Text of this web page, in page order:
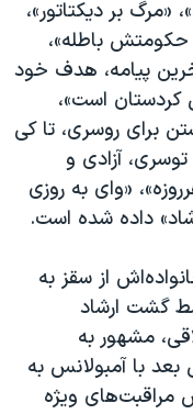
«مرگ بر دیکتاتور»،
حکومتش باطله»،
آخرین پیامه، هدف خود
کردستان است»،
برای روسری، تا کی
آزادی و
«وای به روزی
داده شده است.
خانواده‌اش از سقز به
شهریور توسط گشت ارشاد
مشهور به
بعد با آمبولانس به
مراقبت‌های ویژه